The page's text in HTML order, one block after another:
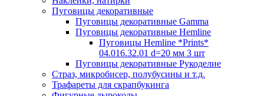
Пуговицы декоративные
Пуговицы декоративные Gamma
Пуговицы декоративные Hemline
Пуговицы Hemline *Prints*
04.016.32.01 d=20 мм 3 шт
Пуговицы декоративные Рукоделие
Страз, микробисер, полубусины и т.д.
Трафареты для скрапбукинга